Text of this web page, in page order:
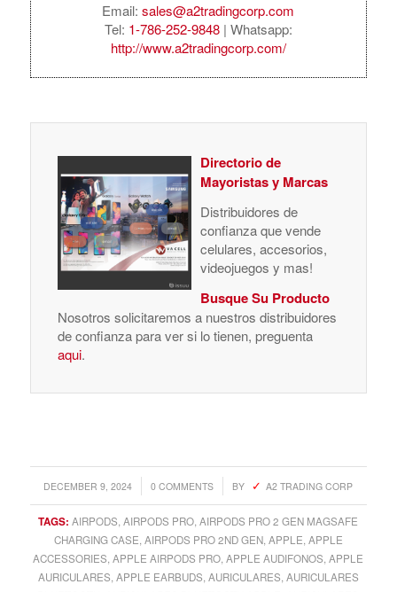
Email:sales@a2tradingcorp.com
Tel: 1-786-252-9848| Whatsapp:
http://www.a2tradingcorp.com/
Directorio de
Mayoristas y Marcas
Distribuidores de
confianza que vende
celulares, accesorios,
videojuegos y mas!
Busque Su Producto
Nosotros solicitaremos a nuestros distribuidores
de confianza para ver si lo tienen, preguenta
aqui.
DECEMBER 9, 2024
/ 0 COMMENTS
/ BY A2 TRADING CORP
TAGS: AIRPODS ,AIRPODS PRO ,AIRPODS PRO 2 GEN MAGSAFE
CHARGING CASE AIRPODS PRO 2ND GEN, APPLE APPLE
ACCESSORIES ,APPLE AIRPODS PRO ,APPLE AUDIFONOS ,APPLE
AURICULARES APPLE EARBUDS AURICULARES AURICULARES